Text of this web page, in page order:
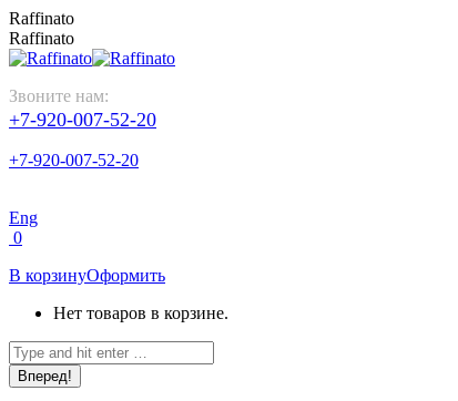
Перейти
к
содержанию
Raffinato
Raffinato
Звоните нам:
+7-920-007-52-20
+7-920-007-52-20
Eng
0
В корзинуОформить
Нет товаров в корзине.
Поиск: